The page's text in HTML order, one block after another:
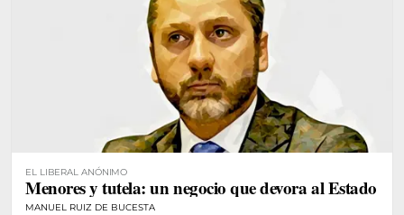
EL LIBERAL ANÓNIMO
Menores y tutela: un negocio que devora al Estado
MANUEL RUIZ DE BUCESTA